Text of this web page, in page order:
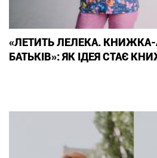
«ЛЕТИТЬ ЛЕЛЕКА.
БАТЬКІВ»: ЯК ІДЕЯ СТАЄ